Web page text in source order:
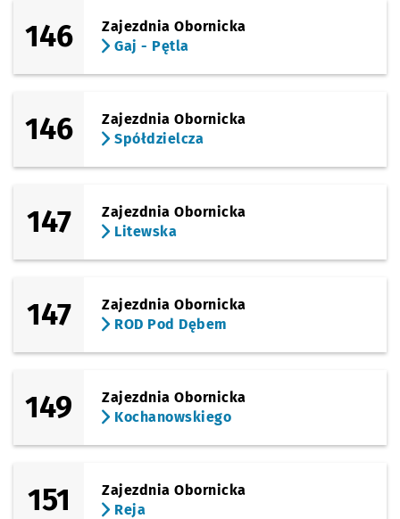
146
Zajezdnia Obornicka
Gaj - Pętla
146
Zajezdnia Obornicka
Spółdzielcza
147
Zajezdnia Obornicka
Litewska
147
Zajezdnia Obornicka
ROD Pod Dębem
149
Zajezdnia Obornicka
Kochanowskiego
151
Zajezdnia Obornicka
Reja